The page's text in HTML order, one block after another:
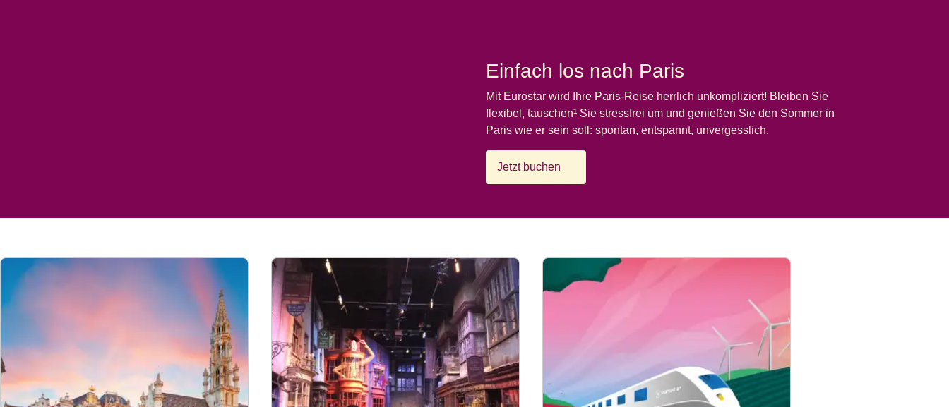
Einfach los nach Paris
Mit Eurostar wird Ihre Paris-Reise herrlich unkompliziert! Bleiben Sie
flexibel, tauschen¹ Sie stressfrei um und genießen Sie den Sommer in
Paris wie er sein soll: spontan, entspannt, unvergesslich.
Jetzt buchen